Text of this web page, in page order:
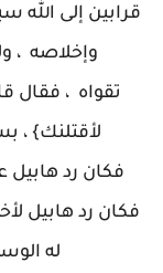
قرابين إلى الله
وإخلاصه ،
تقواه ، فقال
لأقتلنك} ،
فكان رد هابيل
فكان رد هابيل
له